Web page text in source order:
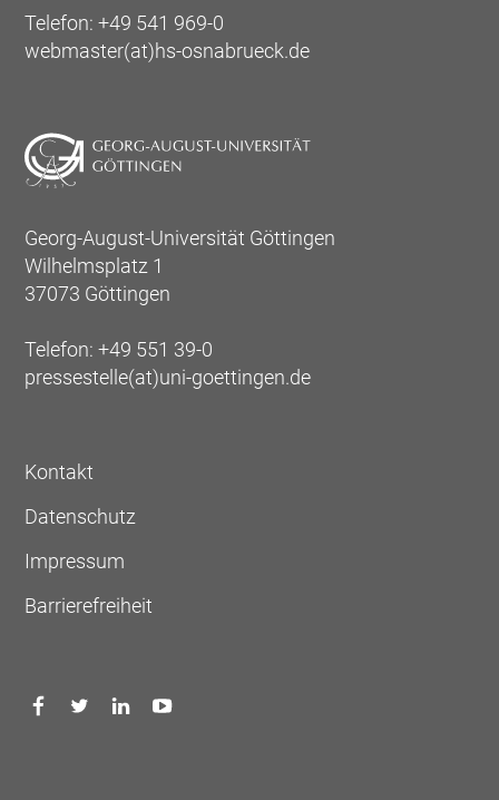
Telefon: +49 541 969-0
webmaster(at)hs-osnabrueck.de
Georg-August-Universität Göttingen
Wilhelmsplatz 1
37073 Göttingen
Telefon: +49 551 39-0
pressestelle(at)uni-goettingen.de
Kontakt
Datenschutz
Impressum
Barrierefreiheit